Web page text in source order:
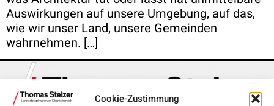
Cookie-Zustimmung
Auswirkungen auf unsere Umgebung, auf das,
wie wir unser Land, unsere Gemeinden
wahrnehmen. […]